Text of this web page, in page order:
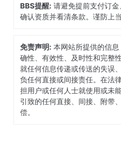
BBS提醒:请避免提前支付订
确认资质并看清条款。谨防上当
免责声明:本网站所提供的信
确性、有效性、及时性和完整
就任何信息传递或传送的失误
负任何直接或间接责任。在法
担用户或任何人士就使用或未
引致的任何直接、间接、附带
偿。